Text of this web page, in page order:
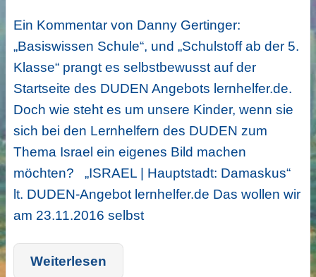
Ein Kommentar von Danny Gertinger:
„Basiswissen Schule“, und „Schulstoff ab der 5.
Klasse“ prangt es selbstbewusst auf der
Startseite des DUDEN Angebots lernhelfer.de.
Doch wie steht es um unsere Kinder, wenn sie
sich bei den Lernhelfern des DUDEN zum
Thema Israel ein eigenes Bild machen
möchten? „ISRAEL | Hauptstadt: Damaskus“
lt. DUDEN-Angebot lernhelfer.de Das wollen wir
am 23.11.2016 selbst
Weiterlesen